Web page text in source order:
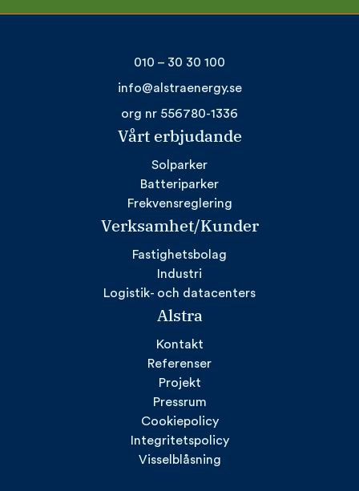
010 – 30 30 100
info@alstraenergy.se
org nr 556780-1336
Vårt erbjudande
Solparker
Batteriparker
Frekvensreglering
Verksamhet/Kunder
Fastighetsbolag
Industri
Logistik- och datacenters
Alstra
Kontakt
Referenser
Projekt
Pressrum
Cookiepolicy
Integritetspolicy
Visselblåsning